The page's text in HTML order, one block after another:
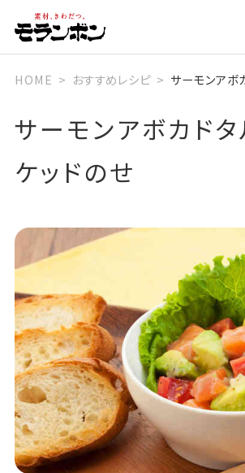
HOME おすすめレシピ サーモンアボ
サーモンアボカド
ケッドのせ